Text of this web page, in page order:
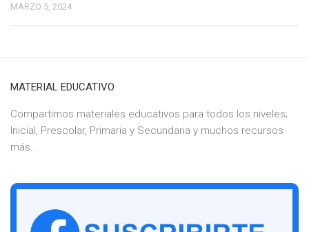
MARZO 5, 2024
MATERIAL EDUCATIVO
Compartimos materiales educativos para todos los niveles;
Inicial, Prescolar, Primaria y Secundaria y muchos recursos
más...